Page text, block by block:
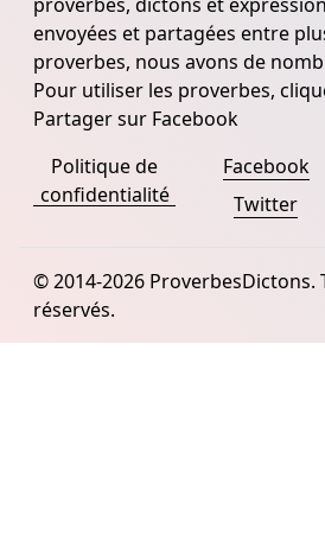
envoyées et partagées entre
proverbes, nous avons de
Pour utiliser les proverbes,
Partager sur Facebook
Politique de
confidentialité
Facebook
Twitter
© 2014-2026 ProverbesDictons.
réservés.